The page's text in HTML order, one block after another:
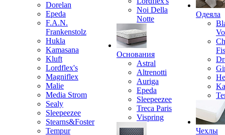
Dorelan
Epeda
F.A.N.
Frankenstolz
Hukla
Kamasana
Kluft
Lordflex's
Magniflex
Malie
Media Strom
Sealy
Sleepeezee
Stearns&Foster
Tempur
Noi Della
Notte
Основания
Astral
Altrenotti
Auriga
Epeda
Sleepeezee
Treca Paris
Vispring
Одеяла
Чехлы